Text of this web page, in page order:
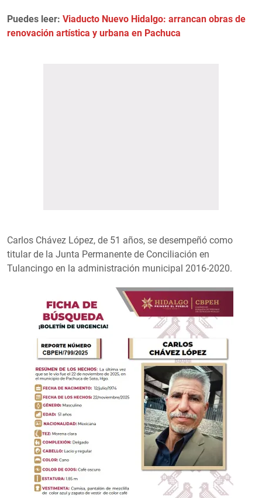
Puedes leer: Viaducto Nuevo Hidalgo: arrancan obras de
renovación artística y urbana en Pachuca
Carlos Chávez López, de 51 años, se desempeñó como
titular de la Junta Permanente de Conciliación en
Tulancingo en la administración municipal 2016-2020.